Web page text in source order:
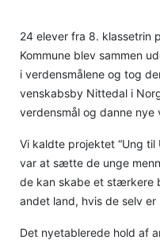
24 elever fra 8. klassetrin
Kommune blev sammen
i verdensmålene og tog
venskabsby Nittedal i
verdensmål og danne nye
Vi kaldte projektet “Ung
var at sætte de unge
de kan skabe et stærkere
andet land, hvis de selv
Det nyetablerede hold af